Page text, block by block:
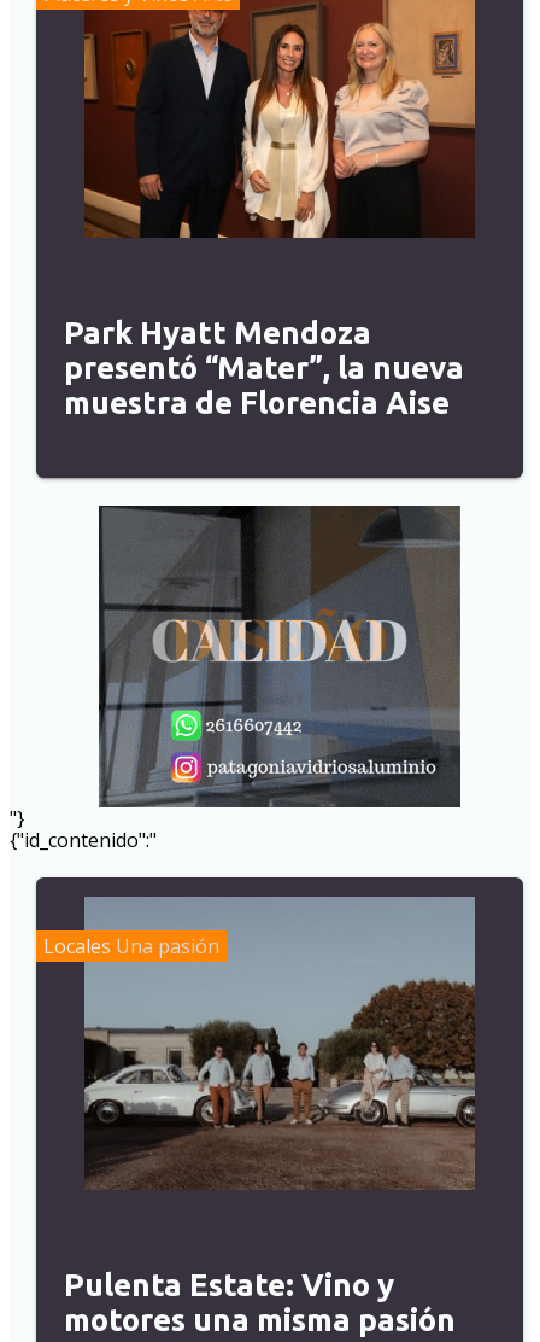
Park Hyatt Mendoza
presentó “Mater”, la nueva
muestra de Florencia Aise
"}
{"id_contenido":"
Locales Una pasión
Pulenta Estate: Vino y
motores una misma pasión